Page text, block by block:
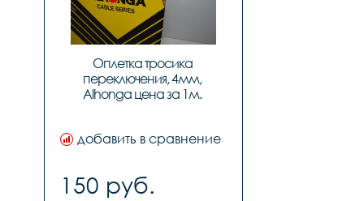
Оплетка тросика
переключения, 4мм,
Alhonga цена за 1м.
добавить в сравнение
150 руб.